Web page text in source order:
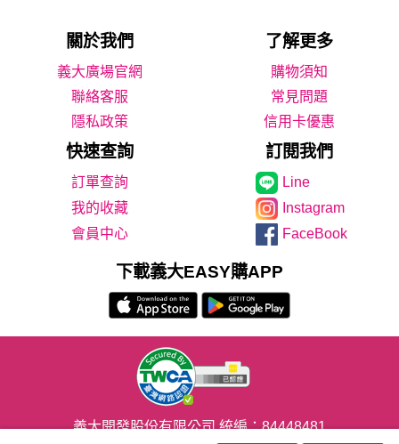
關於我們 了解更多
義大廣場官網
購物須知
聯絡客服
常見問題
隱私政策
信用卡優惠
快速查詢 訂閱我們
Line
我的收藏
Instagram
會員中心
FaceBook
下載義大EASY購APP
義大開發股份有限公司 統編：84448481